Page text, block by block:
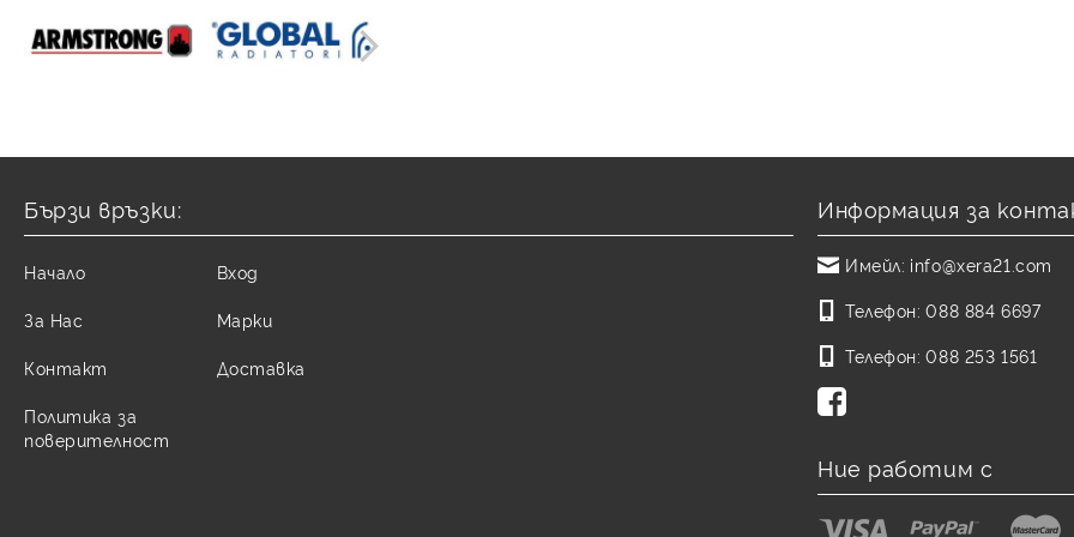
Бързи връзки:
Начало
За Нас
Контакт
Политика за
поверителност
Вход
Марки
Доставка
Информация за
Имейл: info@xera21.com
Телефон: 088 884 6697
Телефон: 088 253 1561
Ние работим с